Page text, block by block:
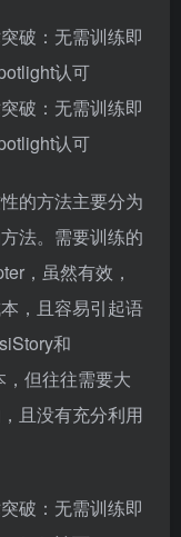
的方法主要分为
法。需要训练的
，虽然有效，
，且容易引起语
和
但往往需要大
且没有充分利用